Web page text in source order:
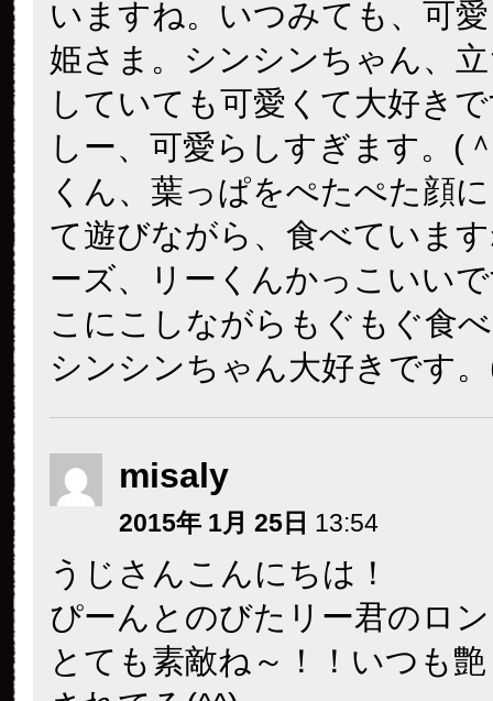
いますね。いつみても、可
姫さま。シンシンちゃん、
していても可愛くて大好き
しー、可愛らしすぎます。(
くん、葉っぱをぺたぺた顔
て遊びながら、食べていま
ーズ、リーくんかっこいい
こにこしながらもぐもぐ食
シンシンちゃん大好きです
misaly
2015年 1月 25日 13:54
うじさんこんにちは！
ぴーんとのびたリー君のロ
とても素敵ね～！！いつも